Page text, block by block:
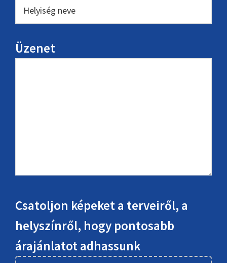
Üzenet
Csatoljon képeket a terveiről, a
helyszínről, hogy pontosabb
árajánlatot adhassunk